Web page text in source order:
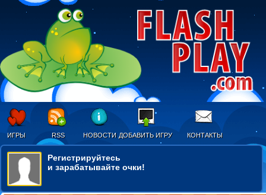
ИГРЫ RSS НОВОСТИ ДОБАВИТЬ ИГРУ КОНТАКТЫ
Регистрируйтесь
и зарабатывайте очки!